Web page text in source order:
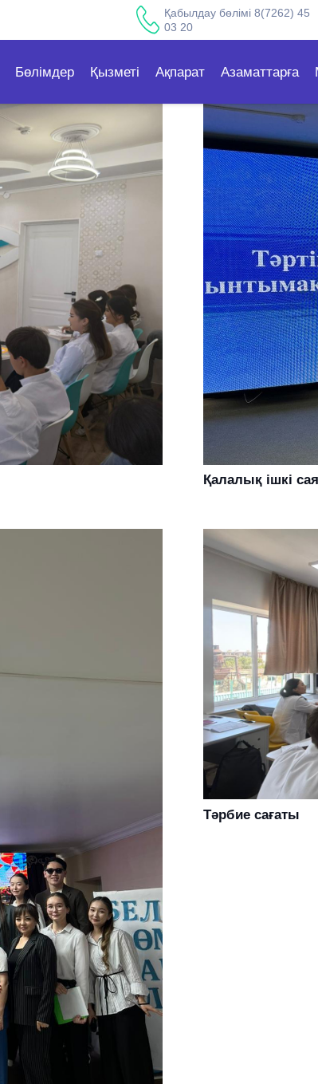
Қабылдау бөлімі 8(7262) 45
03 20
Бөлімдер Қызметі Ақпарат Азаматтарға
Қалалық ішкі
Тәрбие сағаты